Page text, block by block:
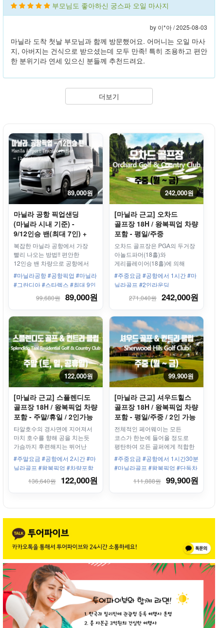
부모님도 좋아하신 궁스파 오일 마사지
by 이*아 /2025-08-03
마닐라 도착 첫날 부모님과 함께 방문했어요. 어머니는 오일 마사
지, 아버지는 건식으로 받으셨는데 모두 만족! 특히 조용하고 편안
한 분위기라 연세 있으신 분들께 추천드려요.
더보기
89,000원
마닐라 공항 픽업샌딩
(마닐라 시내 기준) -
9/12인승 밴(최대 7인) +
기사
복잡한 마닐라 공항에서 가장
빨리 나오는 방법!! 편안한
12인승 밴 차량으로 공항에서
호텔까지 안전하게 도착하세요!
#마닐라공항 #공항픽업 #마닐라
#그란디아 #스타렉스 #최대 9인
#추가금X #12인승 #9인승
99,680원 89,000원
242,000원
[마닐라 근교] 오차드
골프장 18H / 왕복픽업 차량
포함 - 평일/주중
오차드 골프장은 PGA의 두거장
아놀드파머(18홀)와
게리플레이어(18홀)에 의해
설계된 36홀의 골프장
#주중요금 #공항에서 1시간 #마
닐라골프 #2인라운딩
271,040원 242,000원
122,000원
[마닐라 근교] 스플렌디도
골프장 18H / 왕복픽업 차량
포함 - 주말/휴일 / 2인가능
타알호수의 경사면에 지어져서
마치 호수를 향해 공을 치는듯
가슴까지 후련해지는 뛰어난
전경을 가진 골프장
#주말요금 #공항에서 2시간 #마
닐라골프 #왕복픽업 #차량포함
#2인라운딩 #2인플레이
136,640원 122,000원
99,900원
[마닐라 근교] 셔우드힐스
골프장 18H / 왕복픽업 차량
포함 - 평일/주중 / 2인 가능
전체적인 페어웨이는 모든
코스가 한눈에 들어올 정도로
평탄하여 모든 골퍼에게 적합한
골프장
#주중요금 #공항에서 1시간30분
#마닐라골프 #왕복픽업 #단독차
량 #2인플레이가능 #2인라운딩
111,888원 99,900원